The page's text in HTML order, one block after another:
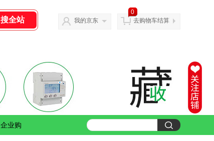
我的京东
0
去购物车结算
企业购